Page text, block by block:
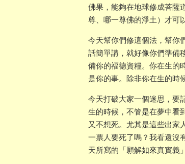
佛果，能夠在地球修成菩薩
尊、哪一尊佛的淨土）才可
今天幫你們修這個法，幫你
話簡單講，就好像你們準備
備你的福德資糧。你在生的
是你的事。除非你在生的時
今天打破大家一個迷思，要
生的時候，不管是在夢中看
又不想死。尤其是這些出家
一票人要死了嗎？我看還沒
天所寫的「願解如來真實義